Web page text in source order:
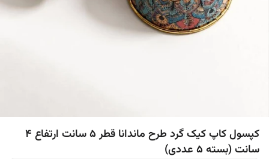
کپسول کاپ کیک گرد طرح ماندانا قطر 5 سانت ارتفاع 4
سانت (بسته 5 عددی)